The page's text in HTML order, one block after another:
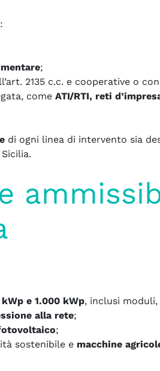
;
2135 c.c. e cooperative o
come ATI/RTI, reti
di ogni linea di intervento sia
e 1.000 kWp, inclusi
alla rete;
;
sostenibile e macchine